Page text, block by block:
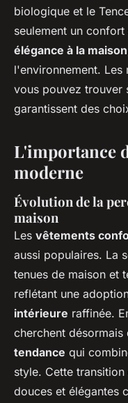
biologique et le
seulement un
élégance à la maison
l'environnement. Les
vous pouvez trouver
garantissent des
L'importance
moderne
Évolution de la
maison
Les vêtements
aussi populaires. La
tenues de maison et
reflétant une
intérieure raffinée.
cherchent désormais
tendance qui
style. Cette
douces et élégantes